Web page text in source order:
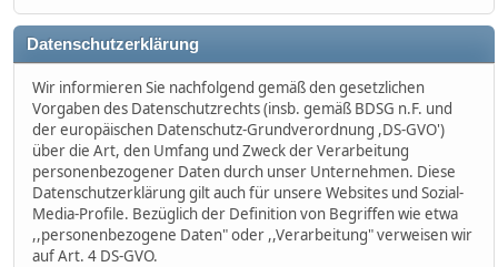
Datenschutzerklärung
Wir informieren Sie nachfolgend gemäß den gesetzlichen
Vorgaben des Datenschutzrechts (insb. gemäß BDSG n.F. und
der europäischen Datenschutz-Grundverordnung ,DS-GVO')
über die Art, den Umfang und Zweck der Verarbeitung
personenbezogener Daten durch unser Unternehmen. Diese
Datenschutzerklärung gilt auch für unsere Websites und Sozial-
Media-Profile. Bezüglich der Definition von Begriffen wie etwa
,,personenbezogene Daten" oder ,,Verarbeitung" verweisen wir
auf Art. 4 DS-GVO.